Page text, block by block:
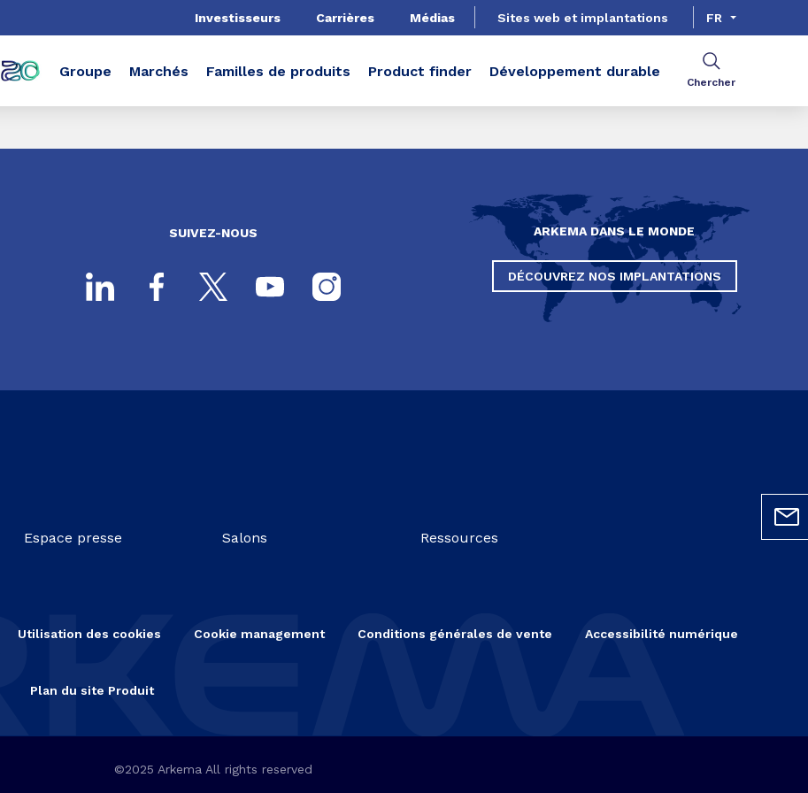
Investisseurs Carrières Médias Sites web et implantations FR
Groupe Marchés Familles de produits Product finder Développement durable
Chercher
SUIVEZ-NOUS ARKEMA DANS LE MONDE
DÉCOUVREZ NOS IMPLANTATIONS
Espace presse Salons Ressources
Utilisation des cookies Cookie management Conditions générales de vente Accessibilité numérique
Plan du site Produit
©2025 Arkema All rights reserved